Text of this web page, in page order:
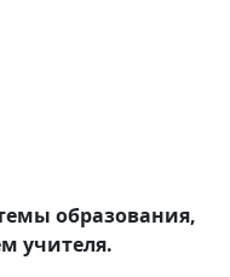
образования,
учителя.